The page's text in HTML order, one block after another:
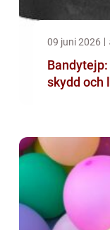
09 juni 2026
skydd och